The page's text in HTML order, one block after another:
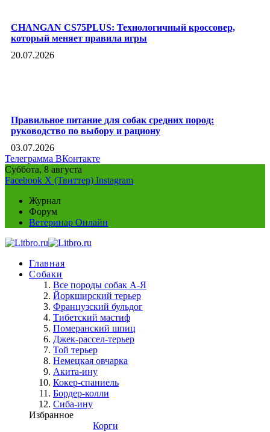
CHANGAN CS75PLUS: Технологичный кроссовер,
который меняет правила игры
20.07.2026
Правильное питание для собак средних пород:
руководство по выбору и рациону
03.07.2026
Телеграмма ВКонтакте
Суббота, 8 августа
Facebook X (Твиттер) Instagram
Журнал
Форум
Ветеринар Онлайн
Главная
Собаки
Все породы собак А-Я
Йоркширский терьер
Французский бульдог
Тибетский мастиф
Померанский шпиц
Джек-рассел-терьер
Той терьер
Немецкая овчарка
Акита-ину
Кокер-спаниель
Бордер-колли
Сиба-ину
Избранное
Корги